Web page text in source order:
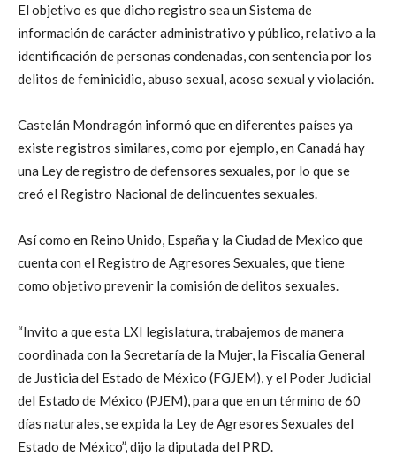
El objetivo es que dicho registro sea un Sistema de
información de carácter administrativo y público, relativo a la
identificación de personas condenadas, con sentencia por los
delitos de feminicidio, abuso sexual, acoso sexual y violación.
Castelán Mondragón informó que en diferentes países ya
existe registros similares, como por ejemplo, en Canadá hay
una Ley de registro de defensores sexuales, por lo que se
creó el Registro Nacional de delincuentes sexuales.
Así como en Reino Unido, España y la Ciudad de Mexico que
cuenta con el Registro de Agresores Sexuales, que tiene
como objetivo prevenir la comisión de delitos sexuales.
“Invito a que esta LXI legislatura, trabajemos de manera
coordinada con la Secretaría de la Mujer, la Fiscalía General
de Justicia del Estado de México (FGJEM), y el Poder Judicial
del Estado de México (PJEM), para que en un término de 60
días naturales, se expida la Ley de Agresores Sexuales del
Estado de México”, dijo la diputada del PRD.